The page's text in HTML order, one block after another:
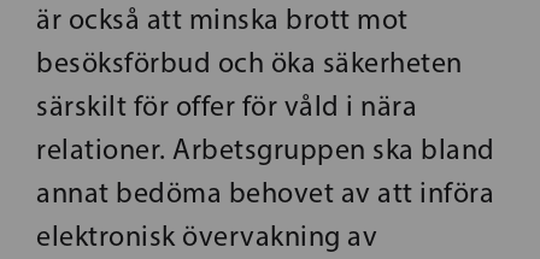
är också att minska brott mot
besöksförbud och öka säkerheten
särskilt för offer för våld i nära
relationer. Arbetsgruppen ska bland
annat bedöma behovet av att införa
elektronisk övervakning av